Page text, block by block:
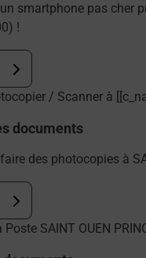
smartphone pas cher
!
documents
des photocopies à